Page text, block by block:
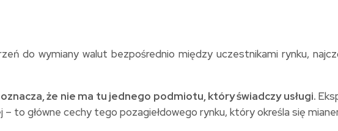
do wymiany walut bezpośrednio między uczestnikami rynku,
że nie ma tu jednego podmiotu, który świadczy usługi.
to główne cechy tego pozagiełdowego rynku, który określa się